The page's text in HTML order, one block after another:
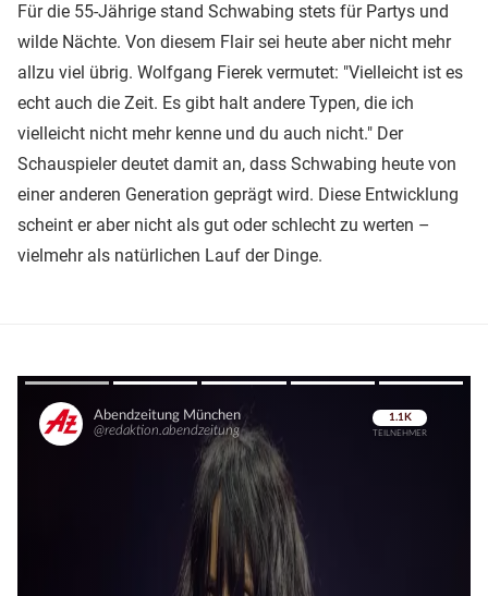
Für die 55-Jährige stand Schwabing stets für Partys und
wilde Nächte. Von diesem Flair sei heute aber nicht mehr
allzu viel übrig. Wolfgang Fierek vermutet: "Vielleicht ist es
echt auch die Zeit. Es gibt halt andere Typen, die ich
vielleicht nicht mehr kenne und du auch nicht." Der
Schauspieler deutet damit an, dass Schwabing heute von
einer anderen Generation geprägt wird. Diese Entwicklung
scheint er aber nicht als gut oder schlecht zu werten –
vielmehr als natürlichen Lauf der Dinge.
Überspringen